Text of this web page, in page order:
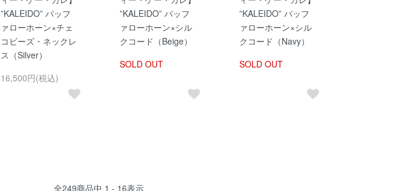
”KALEIDO” バッフ
ァローホーン×チェ
コビーズ・ネックレ
ス（Silver）
16,500円(税込)
”KALEIDO” バッフ
ァローホーン×シル
クコード（Beige）
SOLD OUT
”KALEIDO” バッフ
ァローホーン×シル
クコード（Navy）
SOLD OUT
全249商品中 1 - 16表示